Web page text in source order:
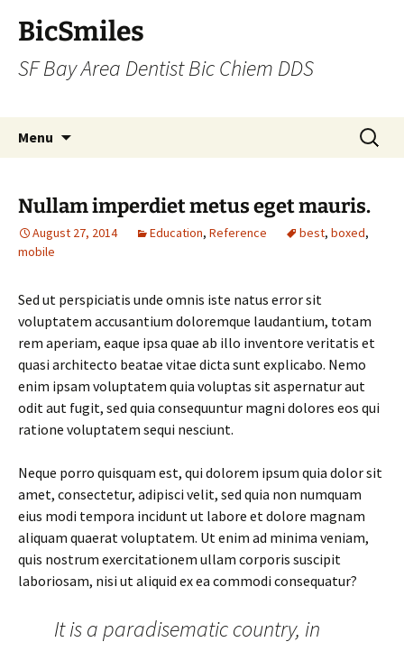
BicSmiles
SF Bay Area Dentist Bic Chiem DDS
Menu
Search
for:
Nullam imperdiet metus eget mauris.
August 27, 2014 Education, Reference best, boxed,
mobile
Sed ut perspiciatis unde omnis iste natus error sit
voluptatem accusantium doloremque laudantium, totam
rem aperiam, eaque ipsa quae ab illo inventore veritatis et
quasi architecto beatae vitae dicta sunt explicabo. Nemo
enim ipsam voluptatem quia voluptas sit aspernatur aut
odit aut fugit, sed quia consequuntur magni dolores eos qui
ratione voluptatem sequi nesciunt.
Neque porro quisquam est, qui dolorem ipsum quia dolor sit
amet, consectetur, adipisci velit, sed quia non numquam
eius modi tempora incidunt ut labore et dolore magnam
aliquam quaerat voluptatem. Ut enim ad minima veniam,
quis nostrum exercitationem ullam corporis suscipit
laboriosam, nisi ut aliquid ex ea commodi consequatur?
It is a paradisematic country, in